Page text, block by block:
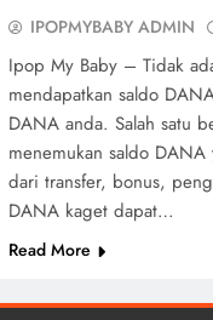
IPOPMYBABY ADMIN
Ipop My Baby – Tidak
mendapatkan saldo
DANA anda. Salah satu
menemukan saldo
dari transfer, bonus,
DANA kaget dapat…
Read More